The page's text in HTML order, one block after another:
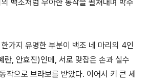
백조처럼 우아한 동작을 펼쳐내며 박수
가지 유명한 부분이 백조 네 마리의 4인
란, 안효진)인데, 서로 맞잡은 손과 실수
작으로 브라보를 받았다. 이어서 키 큰 세